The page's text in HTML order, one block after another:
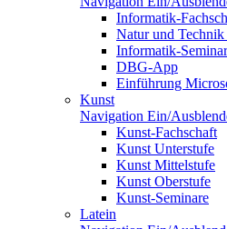
Informatik-
Natur und Technik
Informatik-
DBG-App
Einführung
Kunst
Navigation Ein/
Kunst-Fachschaft
Kunst Unterstufe
Kunst Mittelstufe
Kunst Oberstufe
Kunst-Seminare
Latein